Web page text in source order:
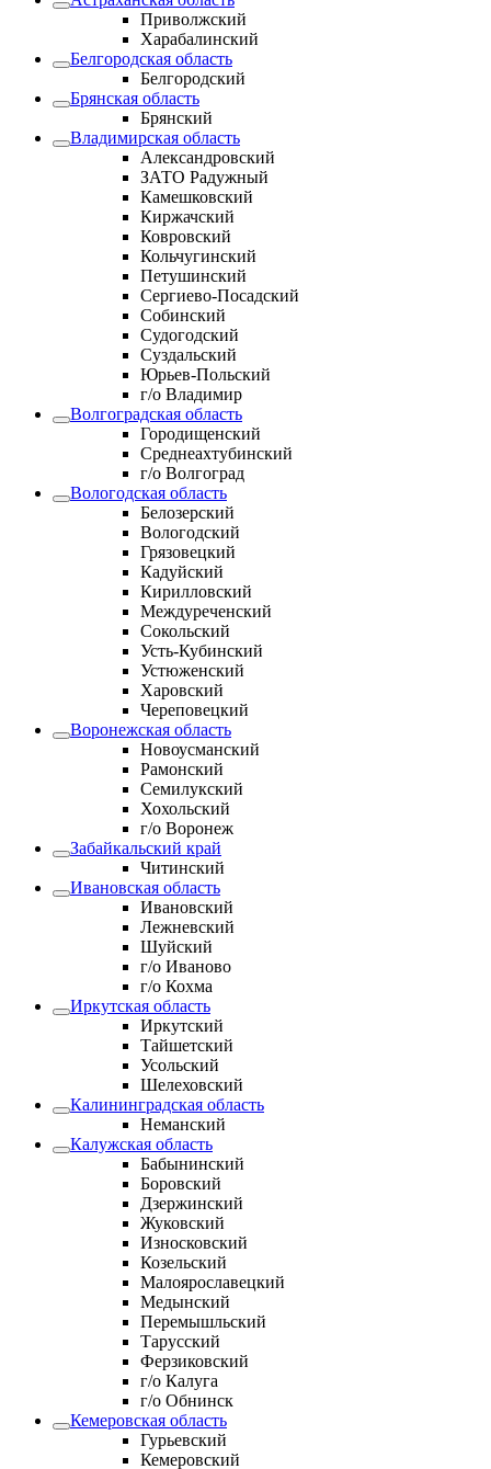
Приволжский
Харабалинский
Белгородская область
Белгородский
Брянская область
Брянский
Владимирская область
Александровский
ЗАТО Радужный
Камешковский
Киржачский
Ковровский
Кольчугинский
Петушинский
Сергиево-Посадский
Собинский
Судогодский
Суздальский
Юрьев-Польский
г/о Владимир
Волгоградская область
Городищенский
Среднеахтубинский
г/о Волгоград
Вологодская область
Белозерский
Вологодский
Грязовецкий
Кадуйский
Кирилловский
Междуреченский
Сокольский
Усть-Кубинский
Устюженский
Харовский
Череповецкий
Воронежская область
Новоусманский
Рамонский
Семилукский
Хохольский
г/о Воронеж
Забайкальский край
Читинский
Ивановская область
Ивановский
Лежневский
Шуйский
г/о Иваново
г/о Кохма
Иркутская область
Иркутский
Тайшетский
Усольский
Шелеховский
Калининградская область
Неманский
Калужская область
Бабынинский
Боровский
Дзержинский
Жуковский
Износковский
Козельский
Малоярославецкий
Медынский
Перемышльский
Тарусский
Ферзиковский
г/о Калуга
г/о Обнинск
Кемеровская область
Гурьевский
Кемеровский